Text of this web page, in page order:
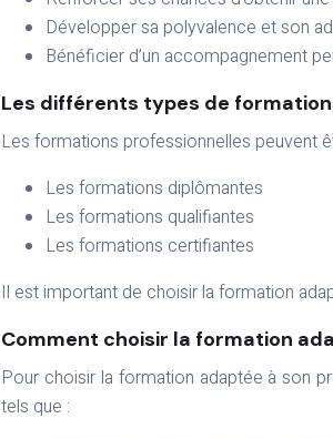
Développer sa polyvalence et son
Bénéficier d’un accompagnement
Les différents types de
Les formations professionnelles peuvent
Les formations diplômantes
Les formations qualifiantes
Les formations certifiantes
Il est important de choisir la formation
Comment choisir la formation
Pour choisir la formation adaptée à son
tels que :